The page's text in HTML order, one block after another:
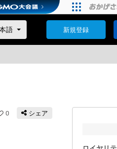
新規登録
0 シェア